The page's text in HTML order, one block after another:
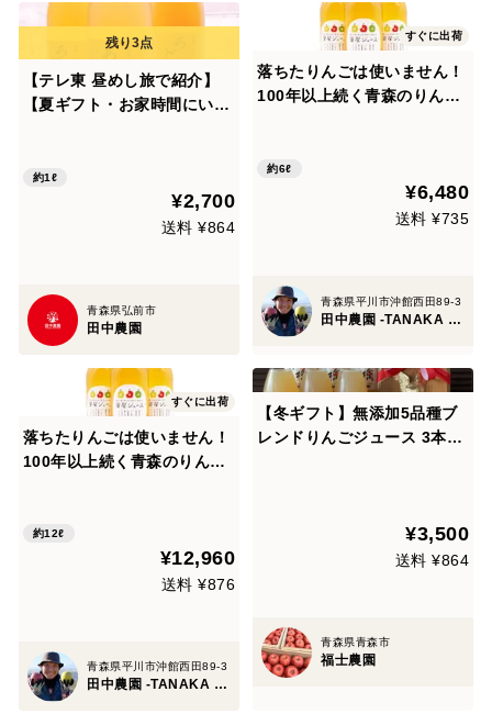
【テレ東 昼めし旅で紹介】
【夏ギフト・お家時間にいか
3本SET 【内熨斗対応可】
約1ℓ
¥2,700
送料 ¥864
青森県弘前市
田中農園
すぐに出荷
落ちたりんごは使いません！
100年以上続く青森のりんご
ス』１リットル瓶×６本
約6ℓ
¥6,480
送料 ¥735
青森県平川市沖館西田89-3
田中農園 -TANAKA FARM since 1893-
すぐに出荷
落ちたりんごは使いません！
100年以上続く青森のりんご
ス』１リットル瓶×１２本
約12ℓ
¥12,960
送料 ¥876
青森県平川市沖館西田89-3
田中農園 -TANAKA FARM since 1893-
【冬ギフト】無添加5品種ブ
レンドりんごジュース 3本セ
¥3,500
送料 ¥864
青森県青森市
福士農園